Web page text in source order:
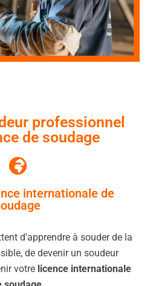
professionnel
de soudage
internationale de
d'apprendre à souder de la
de devenir un soudeur
votre licence internationale